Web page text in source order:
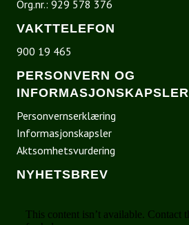
Org.nr.: 929 578 376
VAKTTELEFON
900 19 465
PERSONVERN OG
INFORMASJONSKAPSLER
Personvernserklæring
Informasjonskapsler
Aktsomhetsvurdering
NYHETSBREV